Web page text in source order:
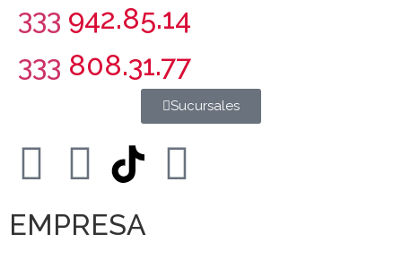
333 942.85.14
333 808.31.77
Sucursales
EMPRESA